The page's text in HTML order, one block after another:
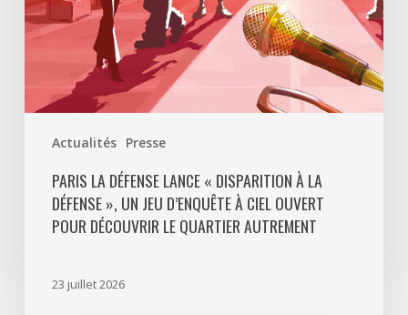
Actualités Presse
un
jeu
d’enquête
à
ciel
découvrir
quartier
PARIS LA DÉFENSE LANCE « DISPARITION À LA
DÉFENSE », UN JEU D’ENQUÊTE À CIEL OUVERT
POUR DÉCOUVRIR LE QUARTIER AUTREMENT
23 juillet 2026